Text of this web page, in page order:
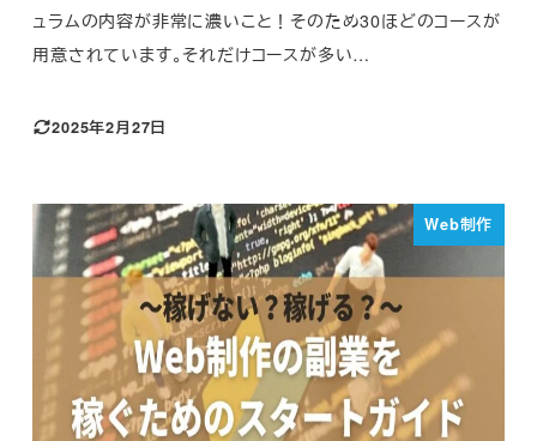
ュラムの内容が非常に濃いこと！そのため30ほどのコースが
用意されています。それだけコースが多い…
2025年2月27日
Web制作